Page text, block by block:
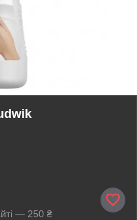
— 250 ₴